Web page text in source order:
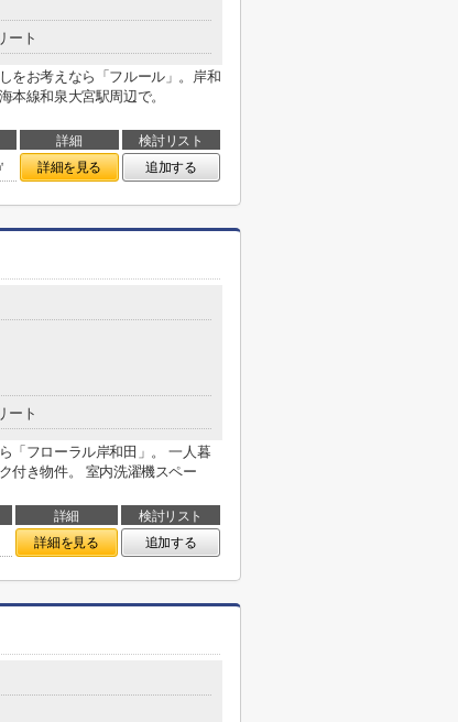
ート
をお考えなら「フルール」。岸和
本線和泉大宮駅周辺で。
詳細
検討リスト
詳細を見る 追加する
ート
「フローラル岸和田」。 一人暮
付き物件。 室内洗濯機スペー
詳細
検討リスト
詳細を見る 追加する